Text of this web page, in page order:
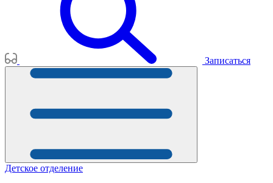
Записаться
Детское отделение